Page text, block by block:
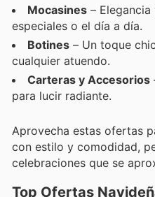
Mocasines –
especiales o el día a día.
Botines – Un toque
cualquier atuendo.
Carteras y Accesorios
para lucir radiante.
Aprovecha estas ofertas
con estilo y comodidad,
celebraciones que se
Top Ofertas